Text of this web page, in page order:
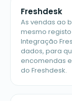
Freshdesk
As vendas ao
mesmo
Integração
dados, para
encomendas
do Freshdesk.